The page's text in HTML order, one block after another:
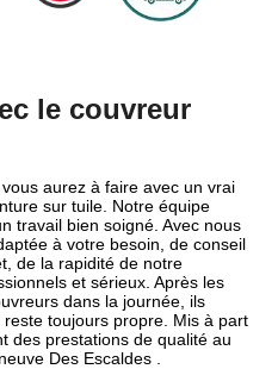
le couvreur
aurez à faire avec un vrai
sur tuile. Notre équipe
travail bien soigné. Avec nous
à votre besoin, de conseil
de la rapidité de notre
et sérieux. Après les
dans la journée, ils
reste toujours propre. Mis à part
des prestations de qualité au
Des Escaldes .